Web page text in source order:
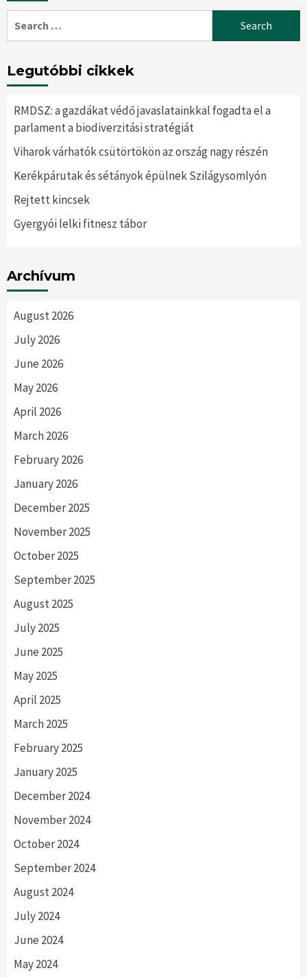
for:
Legutóbbi cikkek
RMDSZ: a gazdákat védő javaslatainkkal fogadta el a
parlament a biodiverzitási stratégiát
Viharok várhatók csütörtökön az ország nagy részén
Kerékpárutak és sétányok épülnek Szilágysomlyón
Rejtett kincsek
Gyergyói lelki fitnesz tábor
Archívum
August 2026
July 2026
June 2026
May 2026
April 2026
March 2026
February 2026
January 2026
December 2025
November 2025
October 2025
September 2025
August 2025
July 2025
June 2025
May 2025
April 2025
March 2025
February 2025
January 2025
December 2024
November 2024
October 2024
September 2024
August 2024
July 2024
June 2024
May 2024